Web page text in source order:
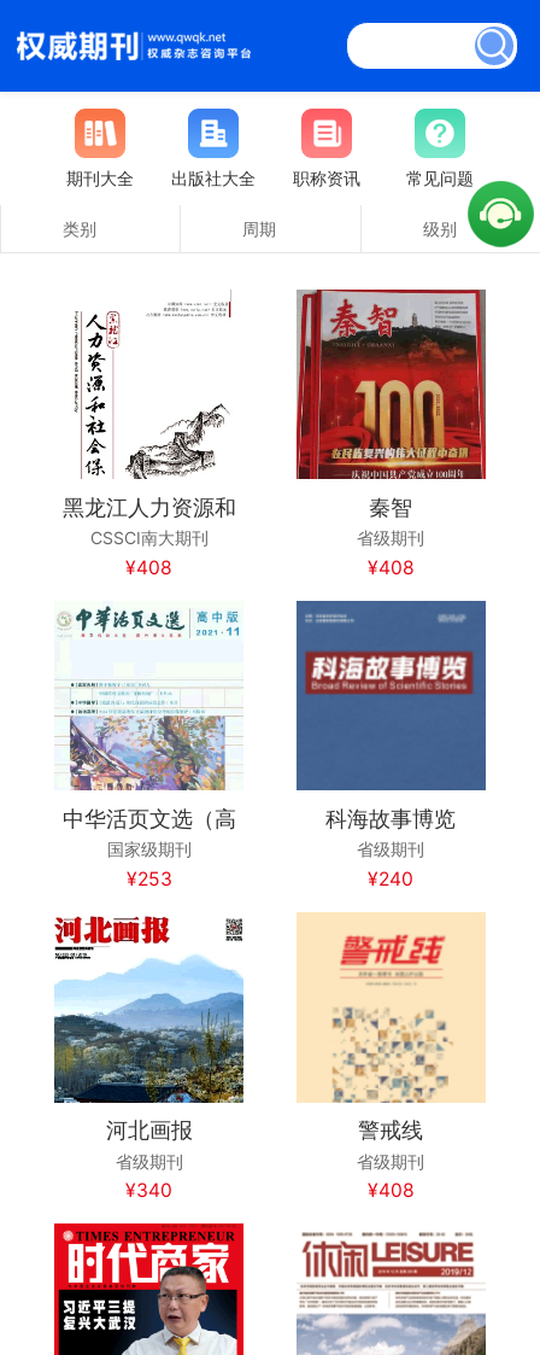
期刊大全 出版社大全 职称资讯 常见问题
类别 周期 级别
黑龙江人力资源和
CSSCI南大期刊
¥408
秦智
省级期刊
¥408
中华活页文选（高
国家级期刊
¥253
科海故事博览
省级期刊
¥240
河北画报
省级期刊
¥340
警戒线
省级期刊
¥408